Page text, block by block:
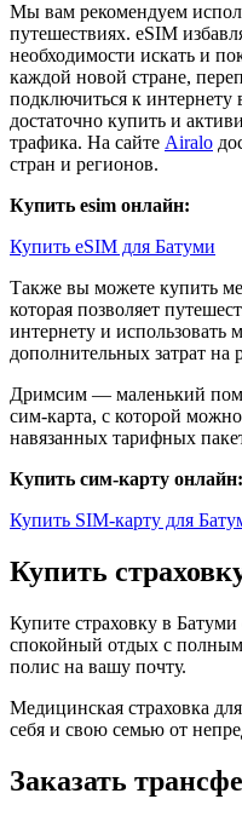
Мы вам рекомендуем
путешествиях. eSIM
необходимости искать и
каждой новой стране,
подключиться к интернету
достаточно купить и
трафика. На сайте Airalo
стран и регионов.
Купить esim онлайн:
Купить eSIM для Батуми
Также вы можете купить
которая позволяет
интернету и использовать
дополнительных затрат на
Дримсим — маленький
сим-карта, с которой
навязанных тарифных
Купить сим-карту онлайн:
Купить SIM-карту для
Купить
Купите страховку в
спокойный отдых с
полис на вашу почту.
Медицинская страховка
себя и свою семью от
Заказать